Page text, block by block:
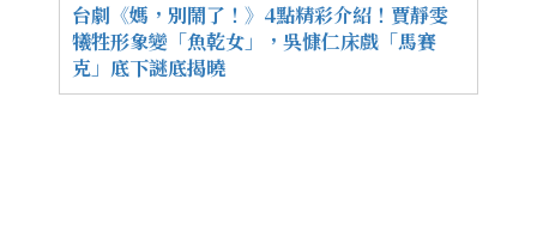
台劇《媽，別鬧了！》4點精彩介紹！賈靜雯
犧牲形象變「魚乾女」，吳慷仁床戲「馬賽
克」底下謎底揭曉